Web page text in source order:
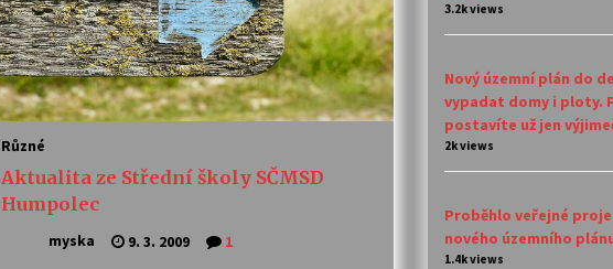
Různé
Aktualita ze Střední školy SČMSD
Humpolec
myska 9. 3. 2009 1
3.2k views
Nový územní plán do
vypadat domy i ploty.
postavíte už jen
2k views
Proběhlo veřejné
nového územního
1.4k views